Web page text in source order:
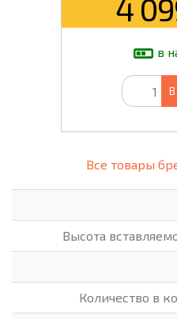
4
в
Все товары
Высота
Количество в